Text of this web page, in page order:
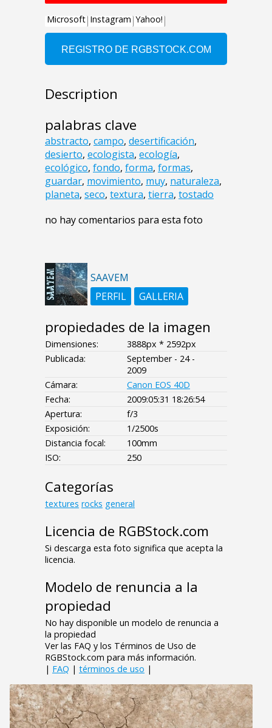
Description
palabras clave
abstracto, campo, desertificación,
desierto, ecologista, ecología,
ecológico, fondo, forma, formas,
guardar, movimiento, muy, naturaleza,
planeta, seco, textura, tierra, tostado
no hay comentarios para esta foto
SAAVEM
PERFIL
GALLERIA
propiedades de la imagen
Dimensiones:
3888px * 2592px
Publicada:
September - 24 -
2009
Cámara:
Canon EOS 40D
Fecha:
2009:05:31 18:26:54
Apertura:
f/3
Exposición:
1/2500s
Distancia focal:
100mm
ISO:
250
Categorías
textures rocks general
Licencia de RGBStock.com
Si descarga esta foto significa que acepta la
licencia.
Modelo de renuncia a la
propiedad
No hay disponible un modelo de renuncia a
la propiedad
Ver las FAQ y los Términos de Uso de
RGBStock.com para más información.
| FAQ | términos de uso |